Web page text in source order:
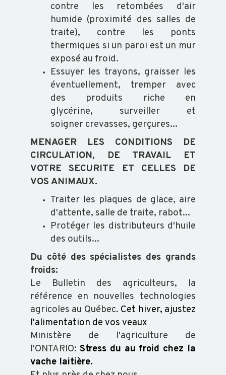
contre les retombées d'air
humide (proximité des salles de
traite), contre les ponts
thermiques si un paroi est un mur
exposé au froid.
Essuyer les trayons, graisser les
éventuellement, tremper avec
des produits riche en
glycérine, surveiller et
soigner crevasses, gerçures...
MENAGER LES CONDITIONS DE
CIRCULATION, DE TRAVAIL ET
VOTRE SECURITE ET CELLES DE
VOS ANIMAUX.
Traiter les plaques de glace, aire
d'attente, salle de traite, rabot...
Protéger les distributeurs d'huile
des outils...
Du côté des spécialistes des grands
froids:
Le Bulletin des agriculteurs, la
référence en nouvelles technologies
agricoles au Québec. Cet hiver, ajustez
l'alimentation de vos veaux
Ministère de l'agriculture de
l'ONTARIO: Stress du au froid chez la
vache laitière.